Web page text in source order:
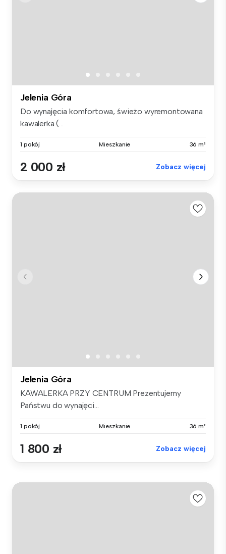
Jelenia Góra
Do wynajęcia komfortowa, świeżo wyremontowana
kawalerka (...
1 pokój Mieszkanie 36 m²
2 000 zł Zobacz więcej
Jelenia Góra
KAWALERKA PRZY CENTRUM Prezentujemy
Państwu do wynajęci...
1 pokój Mieszkanie 36 m²
1 800 zł Zobacz więcej